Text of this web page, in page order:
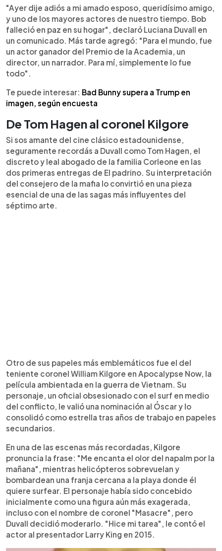
ruiseñor, Network, The Great Santini y la miniserie
Lonesome Dove. Reconocido por su versatilidad,
dejó una huella duradera en la historia del cine
internacional.
"Ayer dije adiós a mi amado esposo, queridísimo amigo,
y uno de los mayores actores de nuestro tiempo. Bob
falleció en paz en su hogar", declaró Luciana Duvall en
un comunicado. Más tarde agregó: "Para el mundo, fue
un actor ganador del Premio de la Academia, un
director, un narrador. Para mí, simplemente lo fue
todo".
Te puede interesar: Bad Bunny supera a Trump en
imagen, según encuesta
De Tom Hagen al coronel Kilgore
Si sos amante del cine clásico estadounidense,
seguramente recordás a Duvall como Tom Hagen, el
discreto y leal abogado de la familia Corleone en las
dos primeras entregas de El padrino. Su interpretación
del consejero de la mafia lo convirtió en una pieza
esencial de una de las sagas más influyentes del
séptimo arte.
Otro de sus papeles más emblemáticos fue el del
teniente coronel William Kilgore en Apocalypse Now, la
película ambientada en la guerra de Vietnam. Su
personaje, un oficial obsesionado con el surf en medio
del conflicto, le valió una nominación al Óscar y lo
consolidó como estrella tras años de trabajo en papeles
secundarios.
En una de las escenas más recordadas, Kilgore
pronuncia la frase: "Me encanta el olor del napalm por la
mañana", mientras helicópteros sobrevuelan y
bombardean una franja cercana a la playa donde él
quiere surfear. El personaje había sido concebido
inicialmente como una figura aún más exagerada,
incluso con el nombre de coronel "Masacre", pero
Duvall decidió moderarlo. "Hice mi tarea", le contó el
actor al presentador Larry King en 2015.